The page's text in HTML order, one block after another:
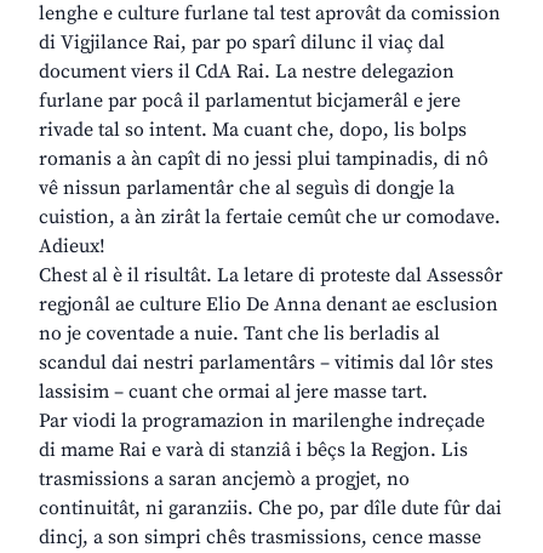
lenghe e culture furlane tal test aprovât da comission
di Vigjilance Rai, par po sparî dilunc il viaç dal
document viers il CdA Rai. La nestre delegazion
furlane par pocâ il parlamentut bicjamerâl e jere
rivade tal so intent. Ma cuant che, dopo, lis bolps
romanis a àn capît di no jessi plui tampinadis, di nô
vê nissun parlamentâr che al seguìs di dongje la
cuistion, a àn zirât la fertaie cemût che ur comodave.
Adieux!
Chest al è il risultât. La letare di proteste dal Assessôr
regjonâl ae culture Elio De Anna denant ae esclusion
no je coventade a nuie. Tant che lis berladis al
scandul dai nestri parlamentârs – vitimis dal lôr stes
lassisim – cuant che ormai al jere masse tart.
Par viodi la programazion in marilenghe indreçade
di mame Rai e varà di stanziâ i bêçs la Regjon. Lis
trasmissions a saran ancjemò a progjet, no
continuitât, ni garanziis. Che po, par dîle dute fûr dai
dincj, a son simpri chês trasmissions, cence masse